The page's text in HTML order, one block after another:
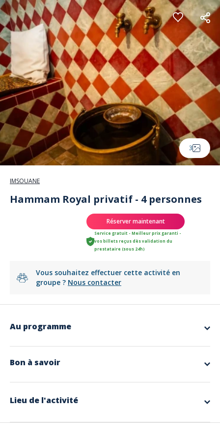
Panneau de gestion des cookies
3
IMSOUANE
Hammam Royal privatif - 4 personnes
Réserver maintenant
Service gratuit - Meilleur prix garanti -
vos billets reçus dès validation du
prestataire (sous 24h)
Vous souhaitez effectuer cette activité en
groupe ? Nous contacter
Au programme
Bon à savoir
Lieu de l'activité